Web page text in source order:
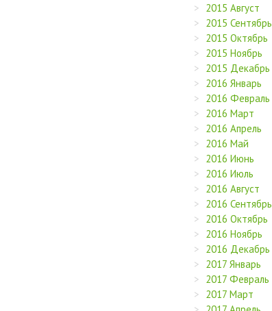
2015 Август
2015 Сентябрь
2015 Октябрь
2015 Ноябрь
2015 Декабрь
2016 Январь
2016 Февраль
2016 Март
2016 Апрель
2016 Май
2016 Июнь
2016 Июль
2016 Август
2016 Сентябрь
2016 Октябрь
2016 Ноябрь
2016 Декабрь
2017 Январь
2017 Февраль
2017 Март